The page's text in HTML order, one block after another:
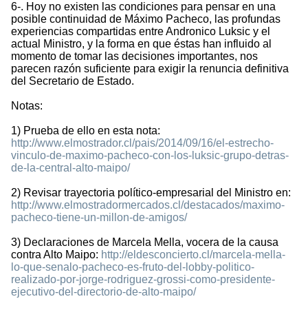
6-. Hoy no existen las condiciones para pensar en una
posible continuidad de Máximo Pacheco, las profundas
experiencias compartidas entre Andronico Luksic y el
actual Ministro, y la forma en que éstas han influido al
momento de tomar las decisiones importantes, nos
parecen razón suficiente para exigir la renuncia definitiva
del Secretario de Estado.
Notas:
1) Prueba de ello en esta nota:
http://www.elmostrador.cl/pais/2014/09/16/el-estrecho-
vinculo-de-maximo-pacheco-con-los-luksic-grupo-detras-
de-la-central-alto-maipo/
2) Revisar trayectoria político-empresarial del Ministro en:
http://www.elmostradormercados.cl/destacados/maximo-
pacheco-tiene-un-millon-de-amigos/
3) Declaraciones de Marcela Mella, vocera de la causa
contra Alto Maipo: http://eldesconcierto.cl/marcela-mella-
lo-que-senalo-pacheco-es-fruto-del-lobby-politico-
realizado-por-jorge-rodriguez-grossi-como-presidente-
ejecutivo-del-directorio-de-alto-maipo/